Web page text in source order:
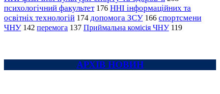
психологічний факультет 176 ННІ інформаційних та
освітніх технологій 174 допомога ЗСУ 166 спортсмени
ЧНУ 142 перемога 137 Приймальна комісія ЧНУ 119
АРХІВ НОВИН